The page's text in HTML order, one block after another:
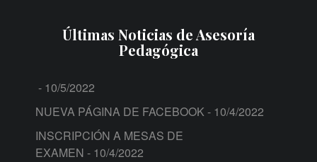
Últimas Noticias de Asesoría
Pedagógica
- 10/5/2022
NUEVA PÁGINA DE FACEBOOK - 10/4/2022
INSCRIPCIÓN A MESAS DE
EXAMEN - 10/4/2022